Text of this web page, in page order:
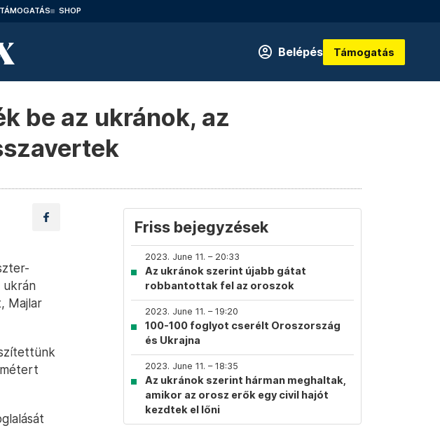
TÁMOGATÁS SHOP
Belépés Támogatás
be az ukránok, az
ukrán
Majlar
Friss bejegyzések
2023. June 11. – 20:33
Az ukránok szerint újabb gátat
robbantottak fel az oroszok
2023. June 11. – 19:20
100-100 foglyot cserélt Oroszország
és Ukrajna
2023. June 11. – 18:35
Az ukránok szerint hárman meghaltak,
amikor az orosz erők egy civil hajót
kezdtek el lőni